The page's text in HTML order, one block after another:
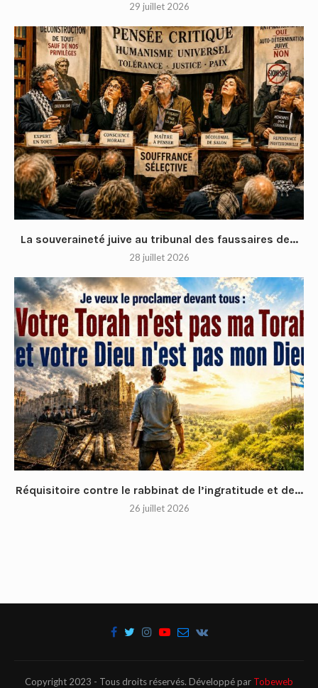
29 juillet 2026
La souveraineté juive au tribunal des faussaires de...
28 juillet 2026
Réquisitoire contre le rabbinat de l’ingratitude et de...
26 juillet 2026
Copyright 2023 - Tous droits réservés. Développé par Tobeweb